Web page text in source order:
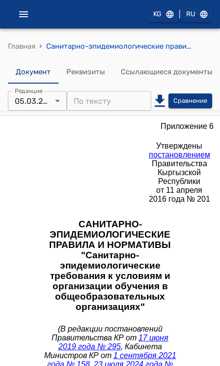
KG RU
Главная › Санитарно-эпидемиологические правила и нормативы "Санитарно-эпидемиологические требования к условиям и организации обучения в общеобразовательных организациях" (утверждены постановлением Правительства КР от 11 апреля 2016 года № 201)
Документ Реквизиты Ссылающиеся документы
Редакция
05.03.2026 Сравнение